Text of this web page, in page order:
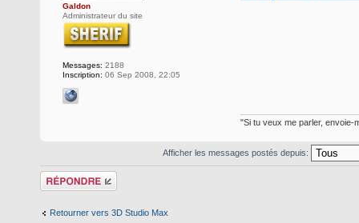
Galdon
Administrateur du site
Messages: 2188
Inscription: 06 Sep 2008, 22:05
"Si tu veux me parler, envoie-
Afficher les messages postés depuis:
Répondre
Retourner vers 3D Studio Max